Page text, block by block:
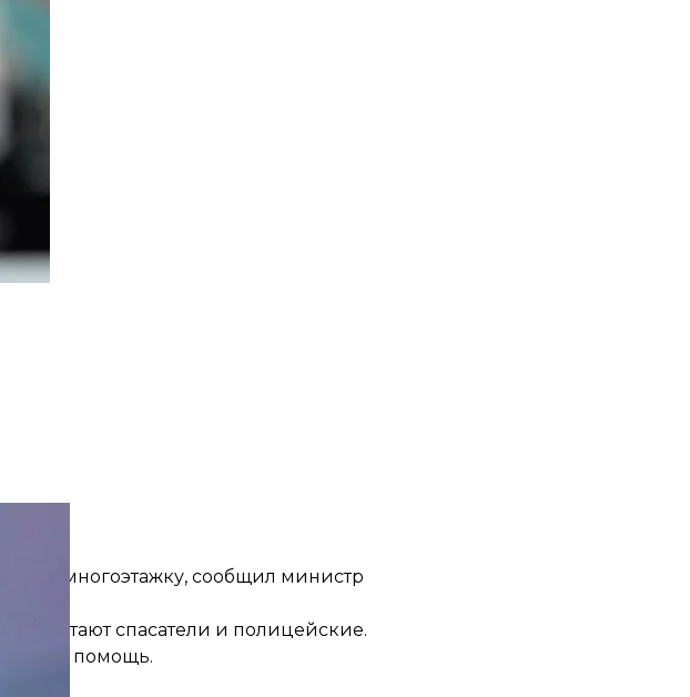
многоэтажку, сообщил министр
работают спасатели и полицейские.
помощь.